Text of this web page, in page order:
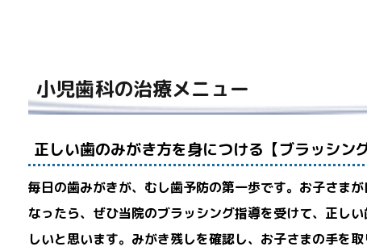
小児歯科の治療メニュー
正しい歯のみがき方を身につける【ブラッシン
毎日の歯みがきが、むし歯予防の第一歩です。お子さま
なったら、ぜひ当院のブラッシング指導を受けて、正し
しいと思います。みがき残しを確認し、お子さまの手を